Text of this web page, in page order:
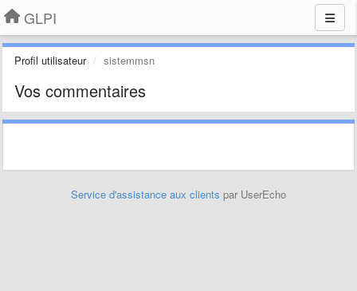
GLPI
Profil utilisateur sistemmsn
Vos commentaires
Service d'assistance aux clients par UserEcho